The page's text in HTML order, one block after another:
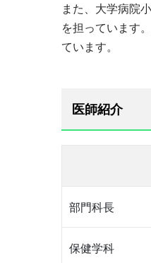
また、大学病院
を担っています
ています。
医師紹介
部門科長
保健学科